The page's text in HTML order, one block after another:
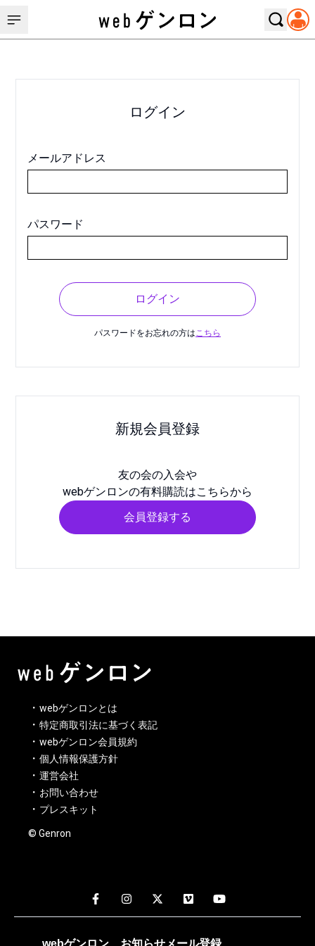
ログイン
メールアドレス
パスワード
ログイン
パスワードをお忘れの方はこちら
新規会員登録
友の会の入会や
webゲンロンの有料購読はこちらから
会員登録する
webゲンロンとは
特定商取引法に基づく表記
webゲンロン会員規約
個人情報保護方針
運営会社
お問い合わせ
プレスキット
© Genron
webゲンロン お知らせメール登録